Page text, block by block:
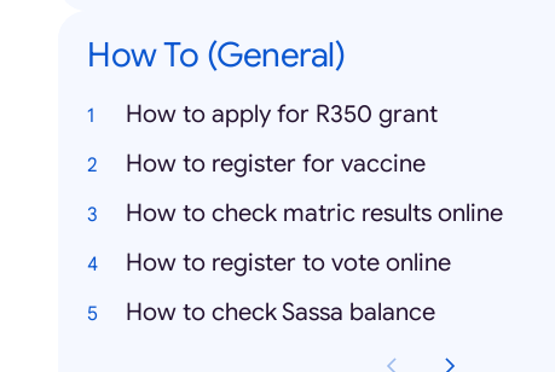
How To (General)
How to apply for R350 grant
How to register for vaccine
How to check matric results online
How to register to vote online
How to check Sassa balance